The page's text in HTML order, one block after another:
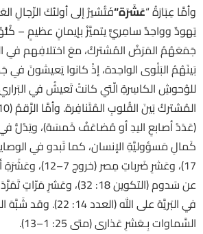
وأمَّا عِبَارَةُ “عَشَرَة“فَتُشيرُ إلى أولئكَ
يَهودٌ وواحِدٌ سامِريٌّ يتميَّزُ بإيمانٍ عظيمٍ –
جَمَعَهُمُ المَرَضُ المُشتركُ، معَ اختلافِهم في
بَينَهُمُ البَلْوى الواحِدة، إذْ كانوا يَعيشونَ في
للوُحوشِ الكاسِرةِ الّتي كانتْ تَعيشُ في
(عَدَدُ أصابعِ اليدِ أو مُضاعَفُ خَمسَة)، ويَدُلُّ
17)، وعَشرِ ضَرباتِ
عن سَدوم (التكوين 18: 32)،
في البَريَّة على الله
السَّماوات بِـعَشرِ عَذارى (متى 25: 1–13).